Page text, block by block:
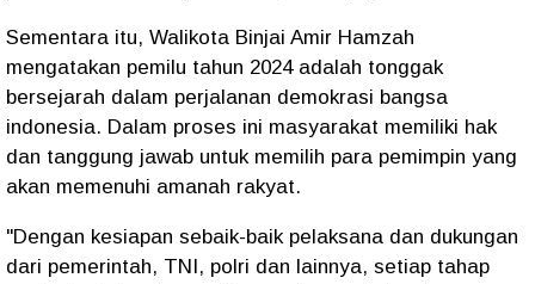
Sementara itu, Walikota Binjai Amir Hamzah
mengatakan pemilu tahun 2024 adalah tonggak
bersejarah dalam perjalanan demokrasi bangsa
indonesia. Dalam proses ini masyarakat memiliki hak
dan tanggung jawab untuk memilih para pemimpin yang
akan memenuhi amanah rakyat.
"Dengan kesiapan sebaik-baik pelaksana dan dukungan
dari pemerintah, TNI, polri dan lainnya, setiap tahap